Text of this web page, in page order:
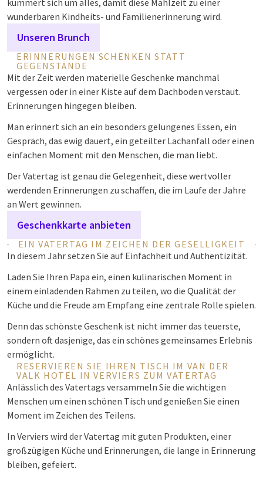
kümmert sich um alles, damit diese Mahlzeit zu einer
wunderbaren Kindheits- und Familienerinnerung wird.
Unseren Brunch
ERINNERUNGEN SCHENKEN STATT
GEGENSTÄNDE
Mit der Zeit werden materielle Geschenke manchmal
vergessen oder in einer Kiste auf dem Dachboden verstaut.
Erinnerungen hingegen bleiben.
Man erinnert sich an ein besonders gelungenes Essen, ein
Gespräch, das ewig dauert, ein geteilter Lachanfall oder einen
einfachen Moment mit den Menschen, die man liebt.
Der Vatertag ist genau die Gelegenheit, diese wertvoller
werdenden Erinnerungen zu schaffen, die im Laufe der Jahre
an Wert gewinnen.
Geschenkkarte anbieten
EIN VATERTAG IM ZEICHEN DER GESELLIGKEIT
In diesem Jahr setzen Sie auf Einfachheit und Authentizität.
Laden Sie Ihren Papa ein, einen kulinarischen Moment in
einem einladenden Rahmen zu teilen, wo die Qualität der
Küche und die Freude am Empfang eine zentrale Rolle spielen.
Denn das schönste Geschenk ist nicht immer das teuerste,
sondern oft dasjenige, das ein schönes gemeinsames Erlebnis
ermöglicht.
RESERVIEREN SIE IHREN TISCH IM VAN DER
VALK HOTEL IN VERVIERS ZUM VATERTAG
Anlässlich des Vatertags versammeln Sie die wichtigen
Menschen um einen schönen Tisch und genießen Sie einen
Moment im Zeichen des Teilens.
In Verviers wird der Vatertag mit guten Produkten, einer
großzügigen Küche und Erinnerungen, die lange in Erinnerung
bleiben, gefeiert.